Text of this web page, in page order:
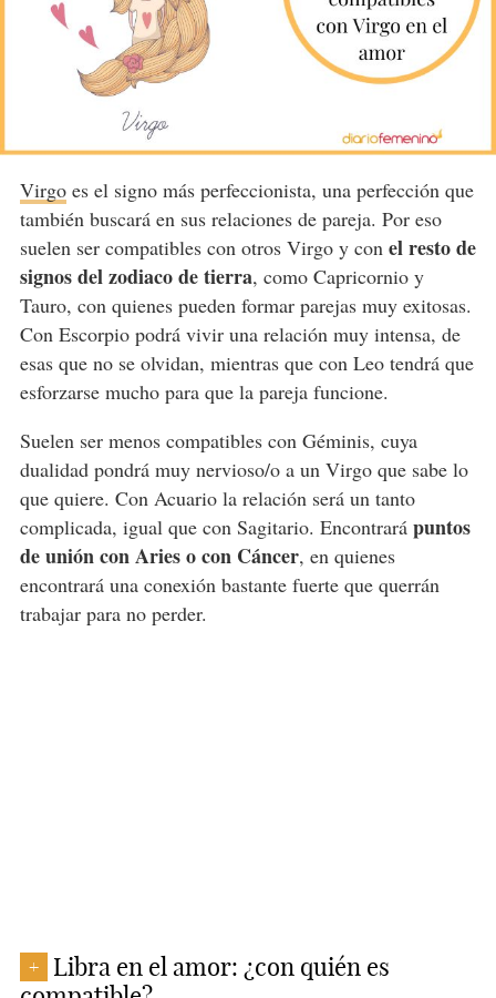
Virgoes el signo más perfeccionista, una perfección que
también buscará en sus relaciones de pareja. Por eso
suelen ser compatibles con otros Virgo y con el resto de
signos del zodiaco de tierra, como Capricornio y
Tauro, con quienes pueden formar parejas muy exitosas.
Con Escorpio podrá vivir una relación muy intensa, de
esas que no se olvidan, mientras que con Leo tendrá que
esforzarse mucho para que la pareja funcione.
Suelen ser menos compatibles con Géminis, cuya
dualidad pondrá muy nervioso/o a un Virgo que sabe lo
que quiere. Con Acuario la relación será un tanto
complicada, igual que con Sagitario. Encontrará puntos
de unión con Aries o con Cáncer, en quienes
encontrará una conexión bastante fuerte que querrán
trabajar para no perder.
+
Libra en el amor: ¿con quién es